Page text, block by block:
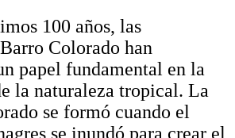
100 años, las
Colorado han
papel fundamental en la
la naturaleza tropical. La
se formó cuando el
se inundó para crear el